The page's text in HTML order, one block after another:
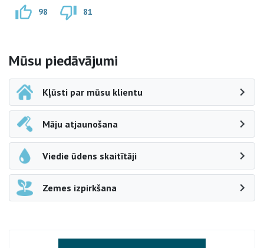
98 81
Sāna navigācija
Mūsu piedāvājumi
Kļūsti par mūsu klientu
Māju atjaunošana
Viedie ūdens skaitītāji
Zemes izpirkšana